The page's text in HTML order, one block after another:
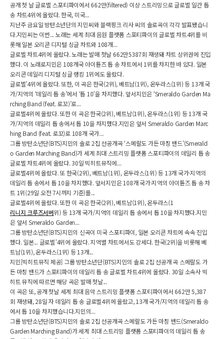
공개 첫 날 글로벌 스포티파이에서 662만(filtered) 이상 스트리밍으로 글로벌 일간 톱
송 차트4위에 올랐다. 한국, 미국...
지난주 금요일 방탄소년단의 지민씨와 블랙핑크 리사 씨의 솔로곡이 각각 발표됐습니
다.지민씨는 이번... 노래는 세계 최대 음원 플랫폼 스포티파이의 글로벌 차트4위를 비
롯해 일본 오리콘 디지털 싱글 차트와 108개...
글로벌 차트4위에 올랐다. 노래는 발매 첫날 662만5387회 재생돼 차트 상위권에 진입
했다. 이 노래로지민은 108개국 아이튠즈 톱 송 차트에서 1위를 차지한 바 있다. 일본
오리콘 데일리 디지털 싱글 랭킹 1위에도 올랐다.
글로벌’4위에 올랐다. 또한, 이 곡은 한국(2위), 베트남(1위), 온두라스(1위) 등 13개 국
가/지역의 ‘데일리 톱 송’에서 ‘톱 10’을 차지했다. 앞서지민은 ‘Smeraldo Garden Ma
rching Band (feat. 로꼬)’로...
글로벌4위에 올랐다. 또한 이 곡은 한국(2위), 베트남(1위), 온두라스(1위) 등 13개 국
가/지역의 데일리 톱 송에서 톱 10을 차지했다.지민은 앞서 Smeraldo Garden Marc
hing Band (feat. 로꼬)로 108개 국가...
그룹 방탄소년단(BTS)지민의 솔로 2집 선공개곡 ‘스메랄도 가든 마칭 밴드’(Smerald
o Garden Marching Band)가 세계 최대 스트리밍 플랫폼 스포티파이의 데일리 톱 송
글로벌 차트4위에 올랐다. 30일 빅히트뮤직에...
글로벌4위에 올랐다. 또 한국(2위), 베트남(1위), 온두라스(1위) 등 13개 국가·지역의
데일리 톱 송에서 톱 10을 차지했다. 앞서지민은 108개 국가·지역의 아이튠즈 톱 송 차
트 1위(29일 오전 7시까지 기준)를...
글로벌4위에 올랐다. 또한 이 곡은 한국(2위), 베트남(1위), 온두라스(1
리니지 크루즈서버위) 등 13개 국가/지역의 데일리 톱 송에서 톱 10을 차지했다.지민
은 앞서 Smeraldo Garden...
그룹 방탄소년단(BTS)지민의 신곡이 미국 스포티파이, 일본 오리콘 차트에 속속 진입
했다. 일본... 글로벌’4위에 올랐다. 지역별 차트에서도 강세다. 한국(2위)을 비롯해 베
트남(1위), 온두라스(1위) 등 13개...
지민[빅히트뮤직 제공] 그룹 방탄소년단(BTS)지민의 솔로 2집 선공개 곡 스메랄도 가
든 마칭 밴드가 스포티파이의 데일리 톱 송 글로벌 차트4위에 올랐다. 30일 소속사 빅
히트 뮤직에 따르면 해당 곡은 발매 첫날...
이 곡은 또, 공개 첫날 세계 최대 음악 스트리밍 플랫폼 스포티파이에서 662만 5,387
회 재생돼, 28일 자 데일리 톱 송 글로벌4위에 올랐고, 13개 국가/지역의 데일리 톱 송
에서 톱 10을 차지했습니다.지민의...
그룹 방탄소년단(BTS)지민의 솔로 2집 선공개곡 스메랄도 가든 마칭 밴드(Smeraldo
Garden Marching Band)가 세계 최대 스트리밍 플랫폼 스포티파이의 데일리 톱 송